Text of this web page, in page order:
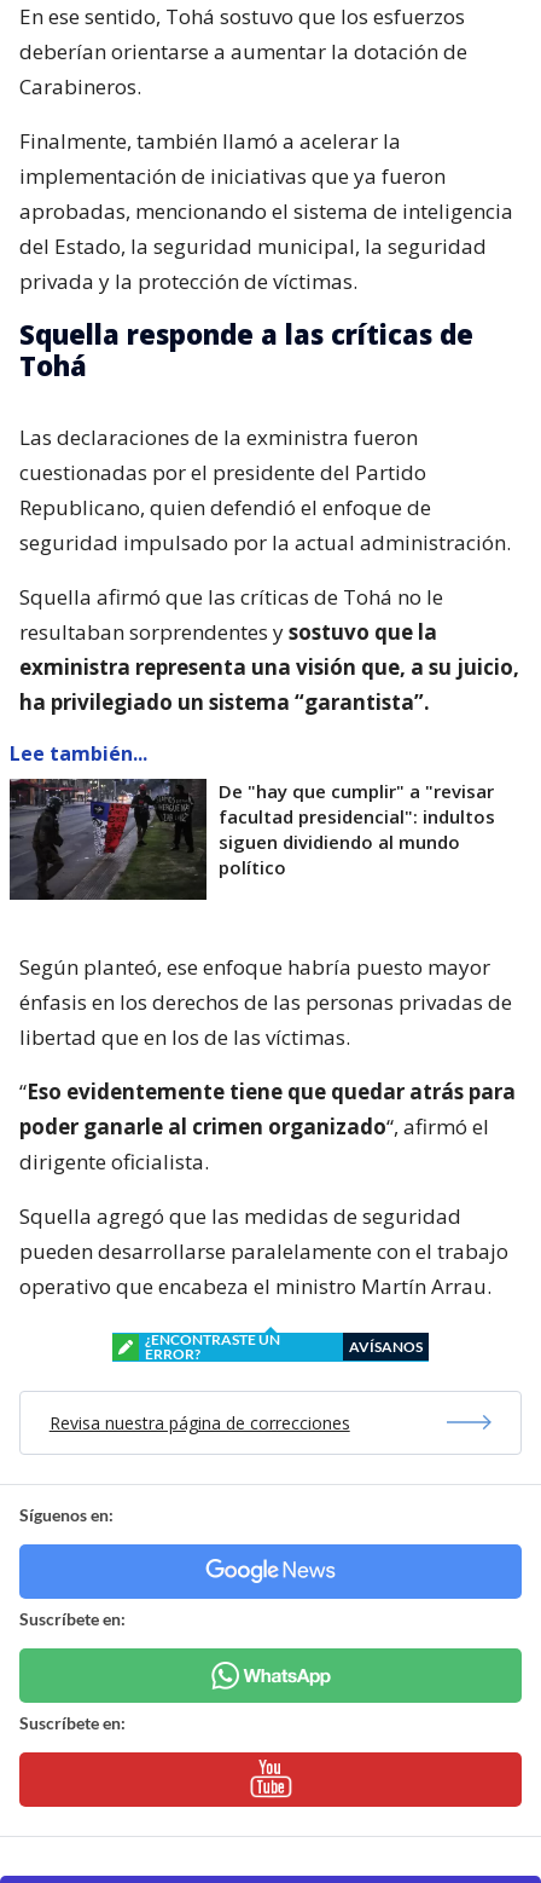
En ese sentido, Tohá sostuvo que los esfuerzos
deberían orientarse a aumentar la dotación de
Carabineros.
Finalmente, también llamó a acelerar la
implementación de iniciativas que ya fueron
aprobadas, mencionando el sistema de inteligencia
del Estado, la seguridad municipal, la seguridad
privada y la protección de víctimas.
Squella responde a las críticas de
Tohá
Las declaraciones de la exministra fueron
cuestionadas por el presidente del Partido
Republicano, quien defendió el enfoque de
seguridad impulsado por la actual administración.
Squella afirmó que las críticas de Tohá no le
resultaban sorprendentes ysostuvo que la
exministra representa una visión que, a su juicio,
ha privilegiado un sistema “garantista”.
Lee también...
De "hay que cumplir" a "revisar
facultad presidencial": indultos
siguen dividiendo al mundo
político
Según planteó, ese enfoque habría puesto mayor
énfasis en los derechos de las personas privadas de
libertad que en los de las víctimas.
“Eso evidentemente tiene que quedar atrás para
poder ganarle al crimen organizado“, afirmó el
dirigente oficialista.
Squella agregó que las medidas de seguridad
pueden desarrollarse paralelamente con el trabajo
operativo que encabeza el ministro Martín Arrau.
¿ENCONTRASTE UN
ERROR?
AVÍSANOS
Revisa nuestra página de correcciones
Síguenos en:
Suscríbete en:
Suscríbete en: